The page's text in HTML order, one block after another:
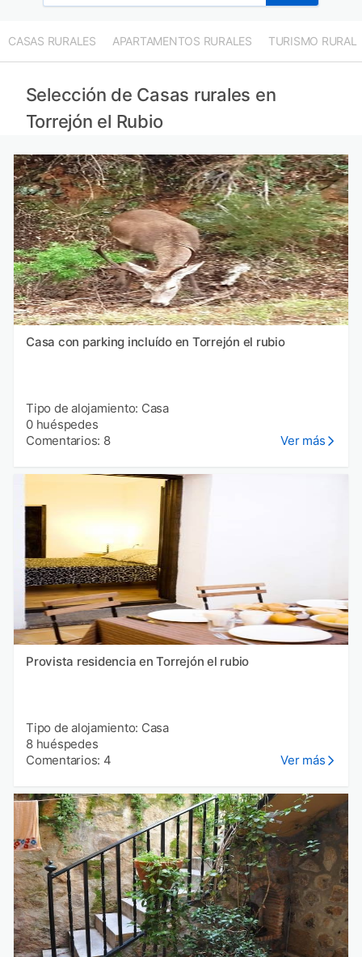
CASAS RURALES APARTAMENTOS RURALES TURISMO RURAL
Selección de Casas rurales en
Torrejón el Rubio
Casa con parking incluído en Torrejón el rubio
Tipo de alojamiento: Casa
0 huéspedes
Comentarios: 8
Ver más
Provista residencia en Torrejón el rubio
Tipo de alojamiento: Casa
8 huéspedes
Comentarios: 4
Ver más